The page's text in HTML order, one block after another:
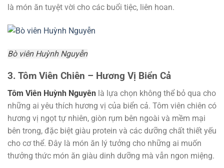
là món ăn tuyệt vời cho các buổi tiệc, liên hoan.
Bò viên Huỳnh Nguyễn
3. Tôm Viên Chiên – Hương Vị Biển Cả
Tôm Viên Huỳnh Nguyên là lựa chọn không thể bỏ qua cho
những ai yêu thích hương vị của biển cả. Tôm viên chiên có
hương vị ngọt tự nhiên, giòn rụm bên ngoài và mềm mại
bên trong, đặc biệt giàu protein và các dưỡng chất thiết yếu
cho cơ thể. Đây là món ăn lý tưởng cho những ai muốn
thưởng thức món ăn giàu dinh dưỡng mà vẫn ngon miệng.